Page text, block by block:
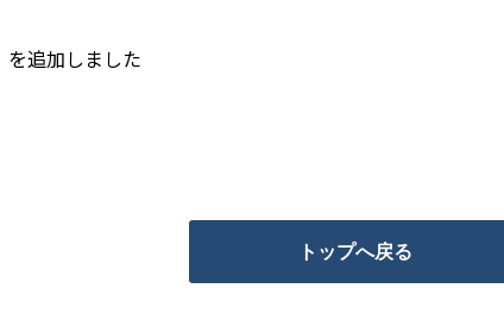
を追加しました
トップへ戻る